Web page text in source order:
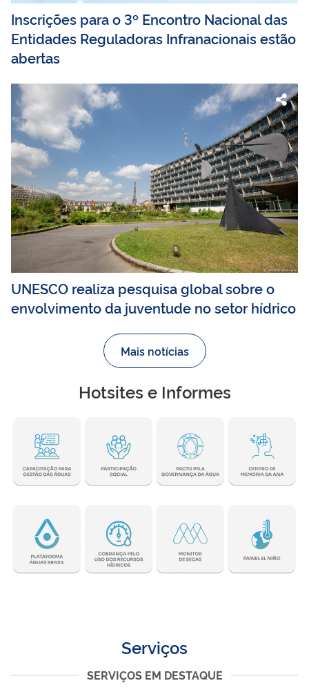
Inscrições para o 3º Encontro Nacional das
Entidades Reguladoras Infranacionais estão
abertas
UNESCO realiza pesquisa global sobre o
envolvimento da juventude no setor hídrico
Mais notícias
Hotsites e Informes
Serviços
SERVIÇOS EM DESTAQUE